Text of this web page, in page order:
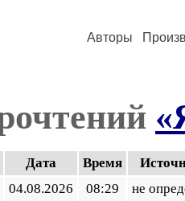
Авторы
Дата Время
04.08.2026 08:29
не